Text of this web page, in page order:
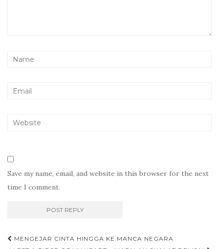
Save my name, email, and website in this browser for the next
time I comment.
Post
MENGEJAR CINTA HINGGA KE MANCA NEGARA